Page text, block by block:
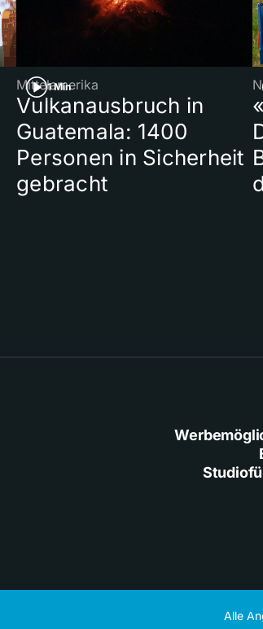
1 Min
Mittelamerika
Vulkanausbruch in
Guatemala: 1400
Personen in Sicherheit
gebracht
Alle